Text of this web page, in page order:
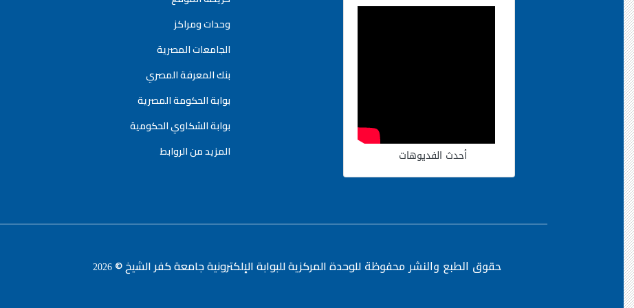
أحدث الفديوهات
وحدات ومراكز
الجامعات المصرية
بنك المعرفة المصري
بوابة الحكومة المصرية
بوابة الشكاوي الحكومية
المزيد من الروابط
حقوق الطبع والنشر محفوظةللوحدة المركزية للبوابة الإلكترونية جامعة كفر الشيخ ©2026